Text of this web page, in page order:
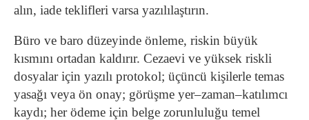
alın, iade teklifleri varsa yazılılaştırın.
Büro ve baro düzeyinde önleme, riskin büyük
kısmını ortadan kaldırır. Cezaevi ve yüksek riskli
dosyalar için yazılı protokol; üçüncü kişilerle temas
yasağı veya ön onay; görüşme yer–zaman–katılımcı
kaydı; her ödeme için belge zorunluluğu temel